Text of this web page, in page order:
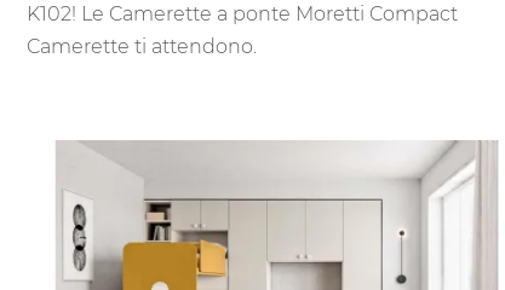
K102! Le Camerette a ponte Moretti Compact
Camerette ti attendono.